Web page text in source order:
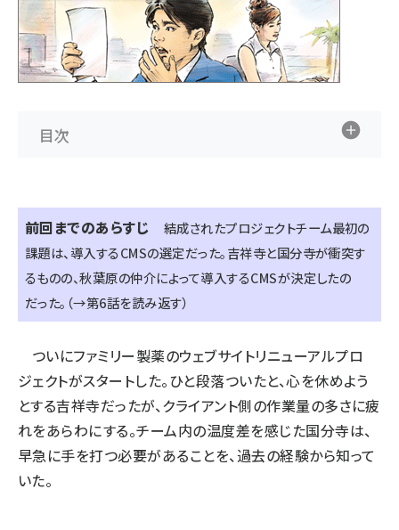
目次
前回までのあらすじ
結成されたプロジェクトチーム最初の
課題は、導入するCMSの選定だった。吉祥寺と国分寺が衝突す
るものの、秋葉原の仲介によって導入するCMSが決定したの
だった。（→第6話を読み返す）
ついにファミリー製薬のウェブサイトリニューアルプロ
ジェクトがスタートした。ひと段落ついたと、心を休めよう
とする吉祥寺だったが、クライアント側の作業量の多さに疲
れをあらわにする。チーム内の温度差を感じた国分寺は、
早急に手を打つ必要があることを、過去の経験から知って
いた。